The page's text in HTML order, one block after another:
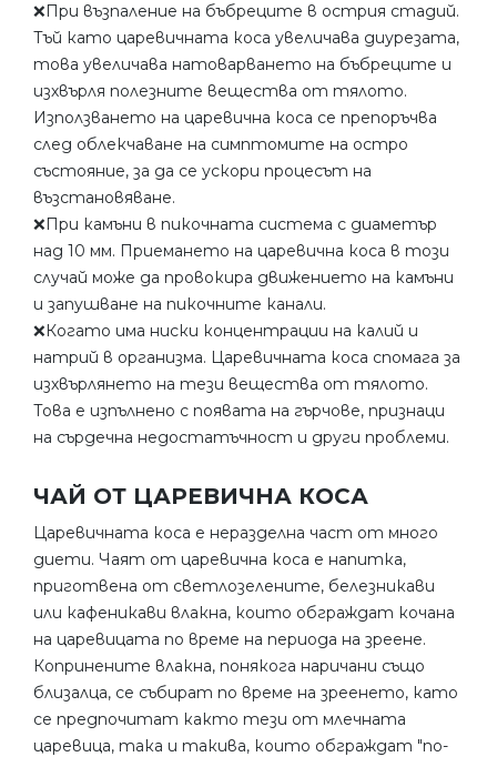
❌При възпаление на бъбреците в острия стадий.
Тъй като царевичната коса увеличава диурезата,
това увеличава натоварването на бъбреците и
изхвърля полезните вещества от тялото.
Използването на царевична коса се препоръчва
след облекчаване на симптомите на остро
състояние, за да се ускори процесът на
възстановяване.
❌При камъни в пикочната система с диаметър
над 10 мм. Приемането на царевична коса в този
случай може да провокира движението на камъни
и запушване на пикочните канали.
❌Когато има ниски концентрации на калий и
натрий в организма. Царевичната коса спомага за
изхвърлянето на тези вещества от тялото.
Това е изпълнено с появата на гърчове, признаци
на сърдечна недостатъчност и други проблеми.
ЧАЙ ОТ ЦАРЕВИЧНА КОСА
Царевичната коса е неразделна част от много
диети. Чаят от царевична коса е напитка,
приготвена от светлозелените, белезникави
или кафеникави влакна, които обграждат кочана
на царевицата по време на периода на зреене.
Копринените влакна, понякога наричани също
близалца, се събират по време на зреенето, като
се предпочитат както тези от млечната
царевица, така и такива, които обграждат "по-